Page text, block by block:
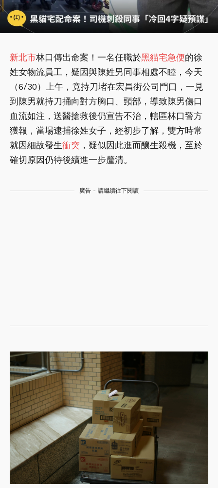
新北市林口傳出命案！一名任職於黑貓宅急便的徐
姓女物流員工，疑因與陳姓男同事相處不睦，今天
（6/30）上午，竟持刀堵在宏昌街公司門口，一見
到陳男就持刀捅向對方胸口、頸部，導致陳男傷口
血流如注，送醫搶救後仍宣告不治，轄區林口警方
獲報，當場逮捕徐姓女子，經初步了解，雙方時常
就因細故發生衝突 ，疑似因此進而釀生殺機，至於
確切原因仍待後續進一步釐清。
廣告 - 請繼續往下閱讀